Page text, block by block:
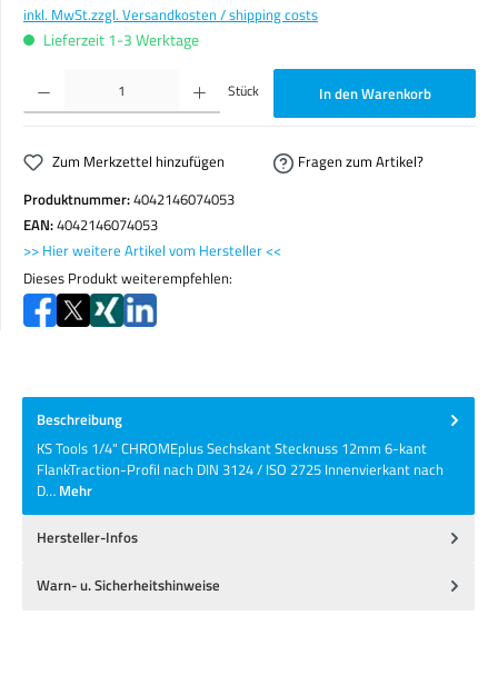
inkl. MwSt.zzgl. Versandkosten / shipping costs
Lieferzeit 1-3 Werktage
Produkt Anzahl: Gib den gewünschten Wert ein oder benutze die Schaltflächen um die Anzahl zu
Stück In den Warenkorb
Zum Merkzettel hinzufügen
Fragen zum Artikel?
Produktnummer:4042146074053
EAN:4042146074053
>> Hier weitere Artikel vom Hersteller <<
Dieses Produkt weiterempfehlen:
Beschreibung
KS Tools 1/4" CHROMEplus Sechskant Stecknuss 12mm 6-kant
FlankTraction-Profil nach DIN 3124 / ISO 2725 Innenvierkant nach
D… Mehr
Hersteller-Infos
Warn- u. Sicherheitshinweise